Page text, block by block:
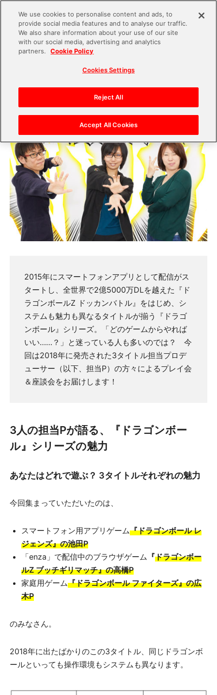
2018.12.20
『ドラゴンボール』ゲームをプレイしてみたら…
2015年にスマートフォンアプリとして配信がス
タートし、全世界で2億5000万DLを越えた『ド
ラゴンボールZ ドッカンバトル』をはじめ、シ
ステムも魅力も異なるタイトルが揃う『ドラゴ
ンボール』シリーズ。「どのゲームからやれば
いい……？」と迷っている人も多いのでは？ 今
回は2018年に発売された3タイトル担当プロデ
ューサー（以下、担当P）の方々によるプレイ会
＆座談会をお届けします！
3人の担当Pが語る、『ドラゴンボー
ル』シリーズの魅力
あなたはどれで遊ぶ？ 3タイトルそれぞれの魅力
今回集まっていただいたのは、
スマートフォン用アプリゲーム『ドラゴンボール レ
ジェンズ』の池田P
「enza」で配信中のブラウザゲーム 『ドラゴンボー
ルZ ブッチギリマッチ』の高橋P
家庭用ゲーム『ドラゴンボール ファイターズ』の広
木P
のみなさん。
2018年に出たばかりのこの3タイトル、同じドラゴンボ
ールといっても操作環境もシステムも異なります。
We use cookies to personalise content and ads, to
provide social media features and to analyse our traffic.
We also share information about your use of our site
with our social media, advertising and analytics
partners.
Cookie Policy
Cookies Settings
Reject All
Accept All Cookies